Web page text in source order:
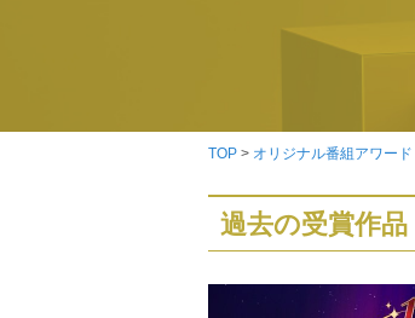
TOP > オリジナル番組アワード
過去の受賞作品